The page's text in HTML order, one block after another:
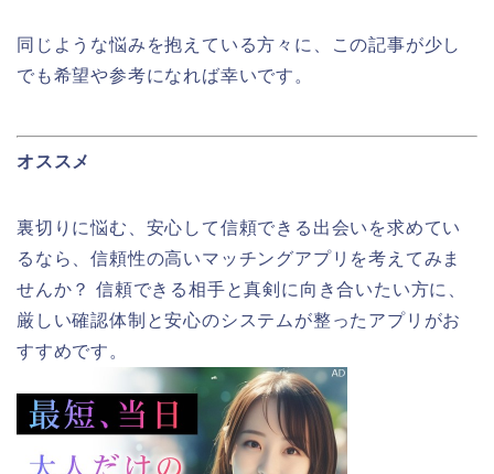
同じような悩みを抱えている方々に、この記事が少し
でも希望や参考になれば幸いです。
オススメ
裏切りに悩む、安心して信頼できる出会いを求めてい
るなら、信頼性の高いマッチングアプリを考えてみま
せんか？ 信頼できる相手と真剣に向き合いたい方に、
厳しい確認体制と安心のシステムが整ったアプリがお
すすめです。